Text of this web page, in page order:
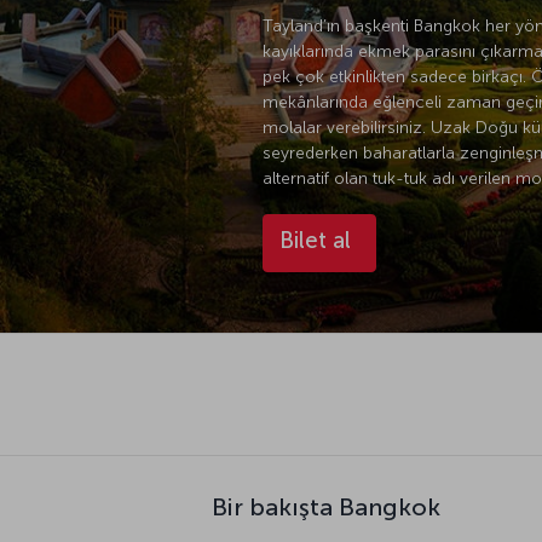
Tayland’ın başkenti Bangkok her
kayıklarında ekmek parasını
pek çok etkinlikten sadece
mekânlarında eğlenceli zaman
molalar verebilirsiniz. Uzak Doğu
seyrederken baharatlarla
alternatif olan tuk-tuk adı verilen
Bilet al
Bir bakışta Bangkok